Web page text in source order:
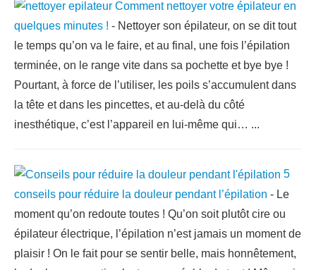
Comment nettoyer votre épilateur en
quelques minutes ! - Nettoyer son épilateur, on se dit tout
le temps qu’on va le faire, et au final, une fois l’épilation
terminée, on le range vite dans sa pochette et bye bye !
Pourtant, à force de l’utiliser, les poils s’accumulent dans
la tête et dans les pincettes, et au-delà du côté
inesthétique, c’est l’appareil en lui-même qui… ...
5
conseils pour réduire la douleur pendant l’épilation - Le
moment qu’on redoute toutes ! Qu’on soit plutôt cire ou
épilateur électrique, l’épilation n’est jamais un moment de
plaisir ! On le fait pour se sentir belle, mais honnêtement,